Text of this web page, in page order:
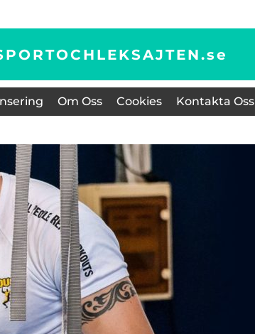
se
Om Oss Cookies Kontakta Oss